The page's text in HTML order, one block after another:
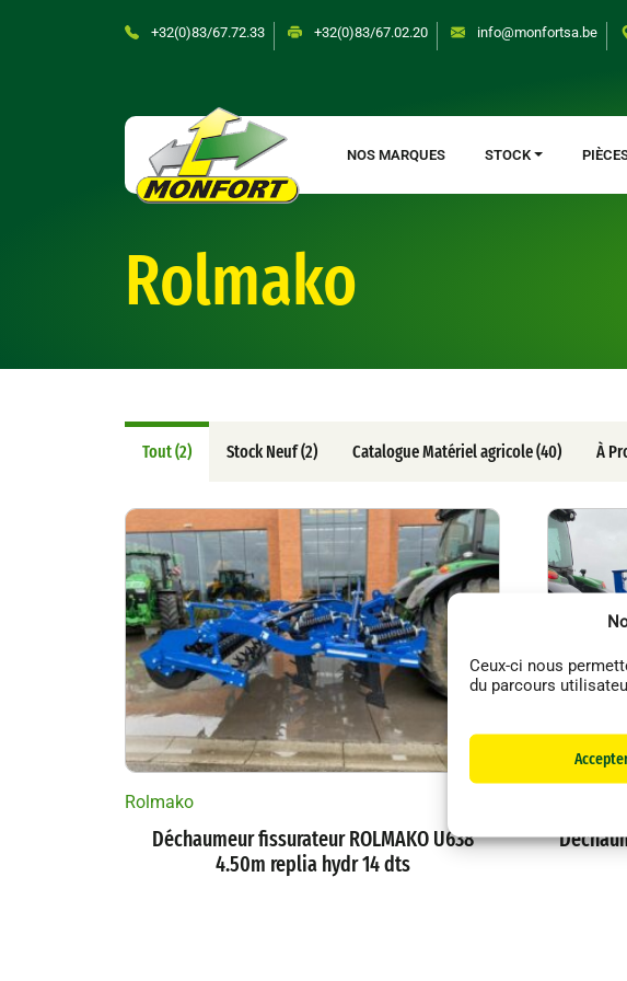
Ceux-ci nous
du parcours
+32(0)83/67.72.33 +32(0)83/67.02.20 info@monfortsa.be
NOS MARQUES STOCK
Rolmako
Tout (2) Stock Neuf (2) Catalogue Matériel agricole (40) À
Rolmako
Déchaumeur fissurateur ROLMAKO U638
4.50m replia hydr 14 dts